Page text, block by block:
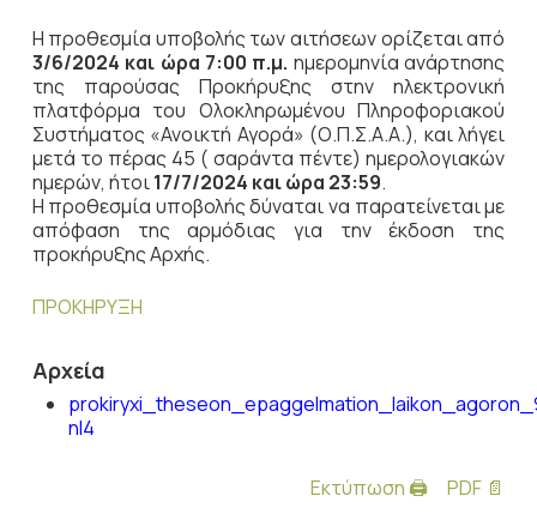
Η προθεσμία υποβολής των αιτήσεων ορίζεται από
3/6/2024 και ώρα 7:00 π.μ. ημερομηνία ανάρτησης
της παρούσας Προκήρυξης στην ηλεκτρονική
πλατφόρμα του Ολοκληρωμένου Πληροφοριακού
Συστήματος «Ανοικτή Αγορά» (Ο.Π.Σ.Α.Α.), και λήγει
μετά το πέρας 45 ( σαράντα πέντε) ημερολογιακών
ημερών, ήτοι17/7/2024 και ώρα 23:59.
Η προθεσμία υποβολής δύναται να παρατείνεται με
απόφαση της αρμόδιας για την έκδοση της
προκήρυξης Αρχής.
ΠΡΟΚΗΡΥΞΗ
Αρχεία
nl4
Εκτύπωση 🖨 PDF 📄